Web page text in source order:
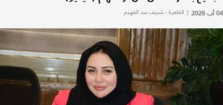
04 آب 2026 | القاهرة - شريف عبد الفهيم